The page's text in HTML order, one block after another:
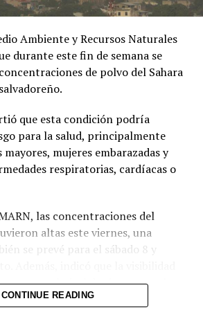
Sube a 55 el saldo de
22 enero, 2026
En «Internacionales»
Ambiente y Recursos Naturales
durante este fin de semana se
de polvo del Sahara
que esta condición podría
para la salud, principalmente
mujeres embarazadas y
respiratorias, cardíacas o
las concentraciones del
altas este viernes, una
se prevé para el sábado 8 y
y que el nivel de riesgo para la
CONTINUE READING